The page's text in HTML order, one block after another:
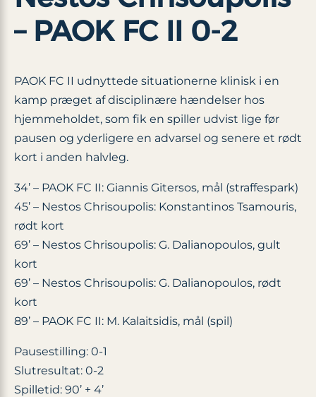
– PAOK FC II 0-2
PAOK FC II udnyttede situationerne klinisk i en
kamp præget af disciplinære hændelser hos
hjemmeholdet, som fik en spiller udvist lige før
pausen og yderligere en advarsel og senere et rødt
kort i anden halvleg.
34’ – PAOK FC II: Giannis Gitersos, mål (straffespark)
45’ – Nestos Chrisoupolis: Konstantinos Tsamouris,
rødt kort
69’ – Nestos Chrisoupolis: G. Dalianopoulos, gult
kort
69’ – Nestos Chrisoupolis: G. Dalianopoulos, rødt
kort
89’ – PAOK FC II: M. Kalaitsidis, mål (spil)
Pausestilling: 0-1
Slutresultat: 0-2
Spilletid: 90’ + 4’